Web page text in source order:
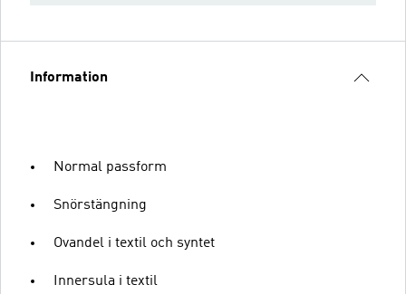
Information
Normal passform
Snörstängning
Ovandel i textil och syntet
Innersula i textil